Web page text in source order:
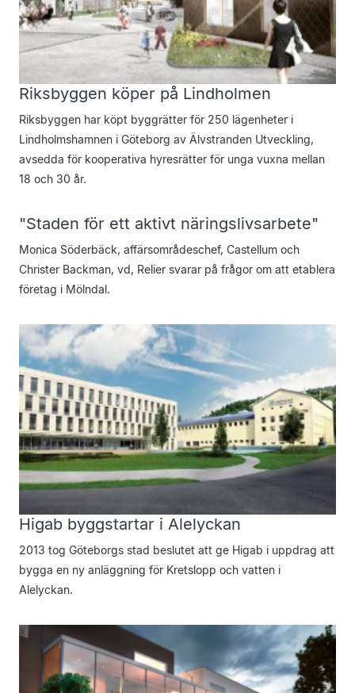
Riksbyggen köper på Lindholmen
Riksbyggen har köpt byggrätter för 250 lägenheter i
Lindholmshamnen i Göteborg av Älvstranden Utveckling,
avsedda för kooperativa hyresrätter för unga vuxna mellan
18 och 30 år.
"Staden för ett aktivt näringslivsarbete"
Monica Söderbäck, affärsområdeschef, Castellum och
Christer Backman, vd, Relier svarar på frågor om att etablera
företag i Mölndal.
Higab byggstartar i Alelyckan
2013 tog Göteborgs stad beslutet att ge Higab i uppdrag att
bygga en ny anläggning för Kretslopp och vatten i
Alelyckan.